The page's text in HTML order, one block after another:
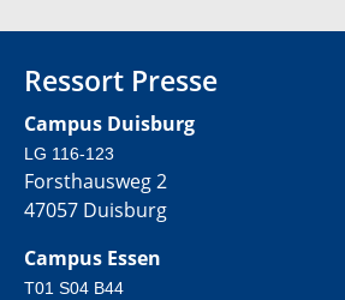
Ressort Presse
Campus Duisburg
LG 116-123
Forsthausweg 2
47057 Duisburg
Campus Essen
T01 S04 B44